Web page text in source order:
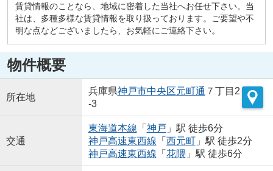
賃貸情報のことなら、地域に密着した当社へお任せ下さい。当
社は、多種多様な賃貸情報を取り扱っております。ご要望や不
明な点などございましたら、お気軽にご連絡下さい。
物件概要
所在地
兵庫県神戸市中央区元町通 ７丁目2
-3
交通
東海道本線 「 神戸 」駅 徒歩6分
神戸高速東西線 「 西元町」駅 徒歩2分
神戸高速東西線 「 花隈」駅 徒歩6分